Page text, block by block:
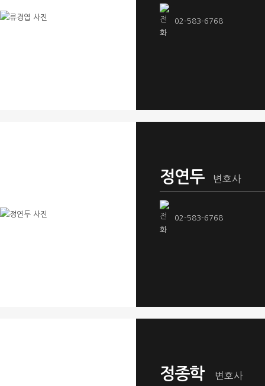
02-583-6768
정연두 변호사
02-583-6768
정종학 변호사